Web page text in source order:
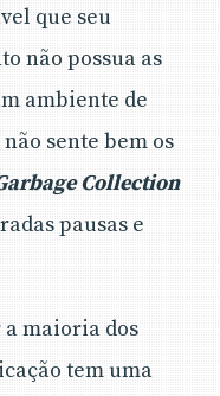
que seu
não possua as
ambiente de
sente bem os
Collection
pausas e
maioria dos
tem uma